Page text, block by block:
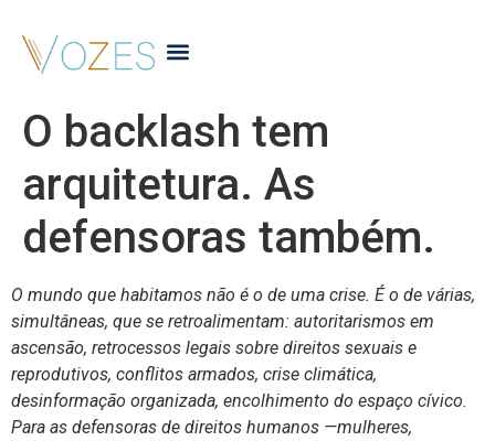
O backlash tem
arquitetura. As
defensoras também.
O mundo que habitamos não é o de uma crise. É o de várias,
simultâneas, que se retroalimentam: autoritarismos em
ascensão, retrocessos legais sobre direitos sexuais e
reprodutivos, conflitos armados, crise climática,
desinformação organizada, encolhimento do espaço cívico.
Para as defensoras de direitos humanos —mulheres,